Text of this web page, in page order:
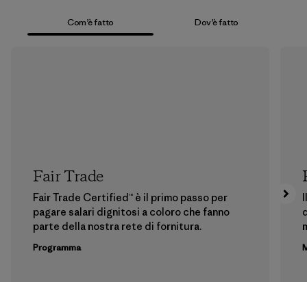
Com’è fatto Dov’è fatto
Fair Trade
Fair Trade Certified™ è il primo passo per
pagare salari dignitosi a coloro che fanno
parte della nostra rete di fornitura.
Programma